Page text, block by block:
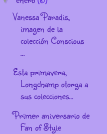
Vanessa Paradis,
imagen de la
colección Conscious
...
Esta primavera,
Longchamp otorga a
sus colecciones...
Primer aniversario de
Fan of Style